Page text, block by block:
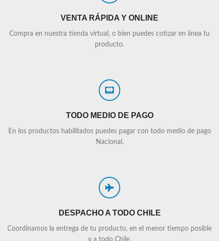
VENTA RÁPIDA Y ONLINE
Compra en nuestra tienda virtual, o bien puedes cotizar en línea tu
producto.
TODO MEDIO DE PAGO
En los productos habilitados puedes pagar con todo medio de pago
Nacional.
DESPACHO A TODO CHILE
Coordinamos la entrega de tu producto, en el menor tiempo posible
y a todo Chile.